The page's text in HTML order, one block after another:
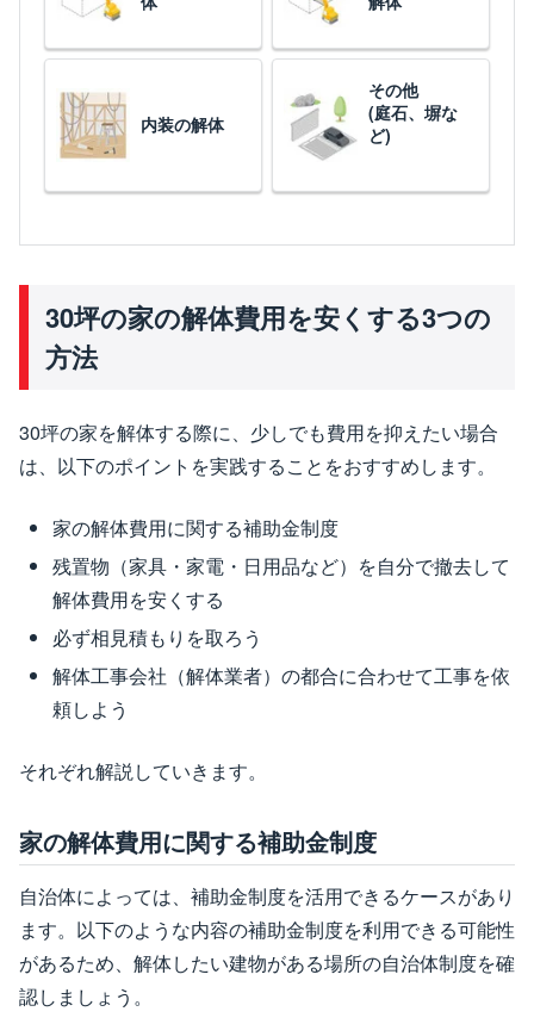
内装の解体
その他
(庭石、塀な
ど)
30坪の家の解体費用を安くする3つの
方法
30坪の家を解体する際に、少しでも費用を抑えたい場合
は、以下のポイントを実践することをおすすめします。
家の解体費用に関する補助金制度
残置物（家具・家電・日用品など）を自分で撤去して
解体費用を安くする
必ず相見積もりを取ろう
解体工事会社（解体業者）の都合に合わせて工事を依
頼しよう
それぞれ解説していきます。
家の解体費用に関する補助金制度
自治体によっては、補助金制度を活用できるケースがあり
ます。以下のような内容の補助金制度を利用できる可能性
があるため、解体したい建物がある場所の自治体制度を確
認しましょう。